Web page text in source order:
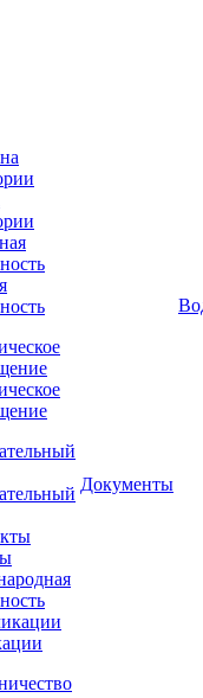
Документы